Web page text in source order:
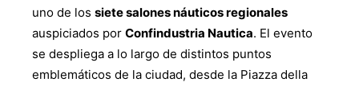
uno de los siete salones náuticos regionales
auspiciados por Confindustria Nautica. El evento
se despliega a lo largo de distintos puntos
emblemáticos de la ciudad, desde la Piazza della